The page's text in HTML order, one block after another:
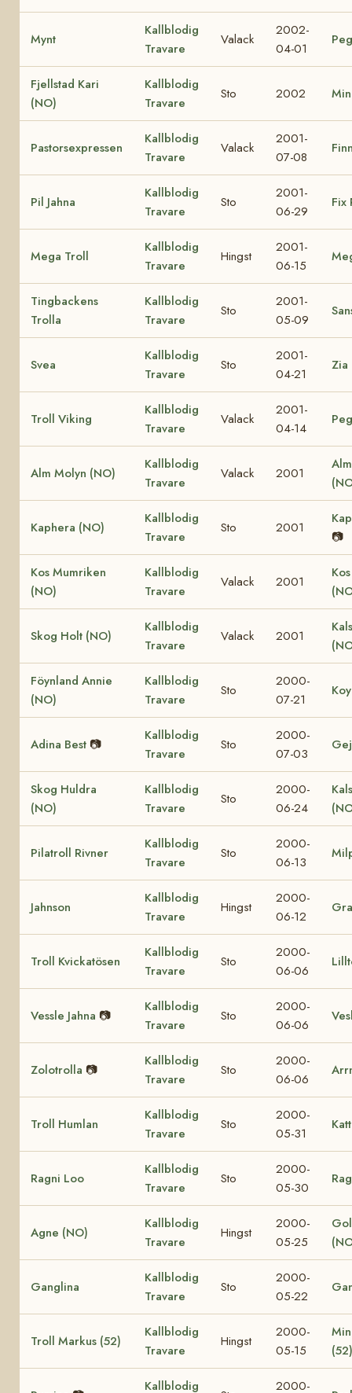
Mynt
Kallblodig
Travare
Valack
2002-
04-01
Fjellstad Kari
(NO)
Kallblodig
Travare
Sto 2002
Pastorsexpressen
Kallblodig
Travare
Valack
2001-
07-08
Pil Jahna
Kallblodig
Travare
Sto
2001-
06-29
Fix
Mega Troll
Kallblodig
Travare
Hingst
2001-
06-15
Tingbackens
Trolla
Kallblodig
Travare
Sto
2001-
05-09
Svea
Kallblodig
Travare
Sto
2001-
04-21
Zia
Troll Viking
Kallblodig
Travare
Valack
2001-
04-14
Alm Molyn (NO)
Kallblodig
Travare
Valack 2001
Kaphera (NO)
Kallblodig
Travare
Sto 2001
📷
Kos Mumriken
(NO)
Kallblodig
Travare
Valack 2001
Skog Holt (NO)
Kallblodig
Travare
Valack 2001
Föynland Annie
(NO)
Kallblodig
Travare
Sto
2000-
07-21
Adina Best 📷
Kallblodig
Travare
Sto
2000-
07-03
Skog Huldra
(NO)
Kallblodig
Travare
Sto
2000-
06-24
Pilatroll Rivner
Kallblodig
Travare
Sto
2000-
06-13
Jahnson
Kallblodig
Travare
Hingst
2000-
06-12
Troll Kvickatösen
Kallblodig
Travare
Sto
2000-
06-06
Vessle Jahna 📷
Kallblodig
Travare
Sto
2000-
06-06
Zolotrolla 📷
Kallblodig
Travare
Sto
2000-
06-06
Troll Humlan
Kallblodig
Travare
Sto
2000-
05-31
Ragni Loo
Kallblodig
Travare
Sto
2000-
05-30
Agne (NO)
Kallblodig
Travare
Hingst
2000-
05-25
Ganglina
Kallblodig
Travare
Sto
2000-
05-22
Troll Markus (52)
Kallblodig
Travare
Hingst
2000-
05-15
(52)
Kallblodig
2000-